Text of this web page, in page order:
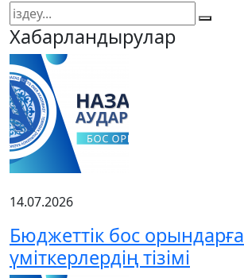
Хабарландырулар
14.07.2026
Бюджеттік бос орындарға
үміткерлердің тізімі